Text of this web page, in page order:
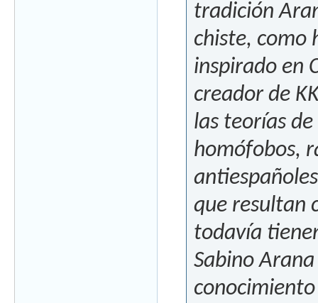
tradición
chiste, como
inspirado en
creador de
las teorías de
homófobos,
que resultan
todavía
Sabino